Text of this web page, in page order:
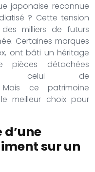
japonaise reconnue
? Cette tension
milliers de futurs
Certaines marques
ont bâti un héritage
détachées
celui de
ce patrimoine
meilleur choix pour
sur un